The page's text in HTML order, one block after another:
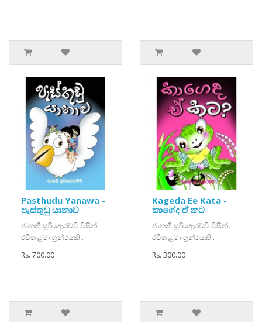
Pasthudu Yanawa -
පැස්තුඩු යානාව
ජානකී සූරියආරච්චි විසින්
රචිත ළමා ග්‍රන්ථයකි..
Rs. 700.00
Kageda Ee Kata -
කාගේද ඒ කට
ජානකී සූරියආරච්චි විසින්
රචිත ළමා ග්‍රන්ථයකි..
Rs. 300.00